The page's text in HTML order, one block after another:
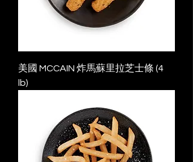
美國 MCCAIN 炸馬蘇里拉芝士條 (4
lb)